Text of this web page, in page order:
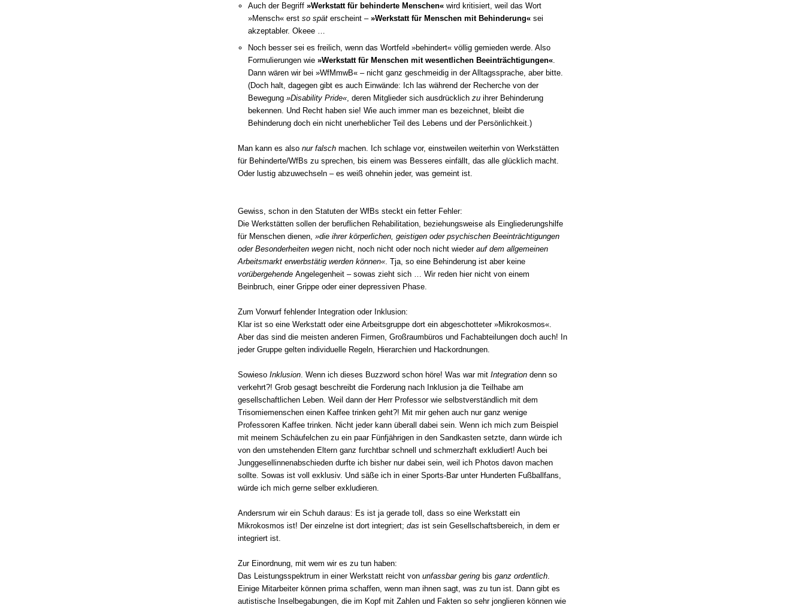
Auch der Begriff »Werkstatt für behinderte Menschen« wird kritisiert, weil das Wort
»Mensch« erst so spät erscheint – »Werkstatt für Menschen mit Behinderung« sei
akzeptabler. Okeee …
Noch besser sei es freilich, wenn das Wortfeld »behindert« völlig gemieden werde. Also
Formulierungen wie »Werkstatt für Menschen mit wesentlichen Beeinträchtigungen«
Dann wären wir bei »WfMmwB« – nicht ganz geschmeidig in der Alltagssprache, aber bitte.
(Doch halt, dagegen gibt es auch Einwände: Ich las während der Recherche von der
Bewegung »Disability Pride« , deren Mitglieder sich ausdrücklich zu ihrer Behinderung
bekennen. Und Recht haben sie! Wie auch immer man es bezeichnet, bleibt die
Behinderung doch ein nicht unerheblicher Teil des Lebens und der Persönlichkeit.)
Man kann es also nur falsch machen. Ich schlage vor, einstweilen weiterhin von Werkstätten
für Behinderte/WfBs zu sprechen, bis einem was Besseres einfällt, das alle glücklich macht.
Oder lustig abzuwechseln – es weiß ohnehin jeder, was gemeint ist.
Gewiss, schon in den Statuten der WfBs steckt ein fetter Fehler:
Die Werkstätten sollen der beruflichen Rehabilitation, beziehungsweise als Eingliederungshilfe
für Menschen dienen, »die ihrer körperlichen, geistigen oder psychischen Beeinträchtigungen
oder Besonderheiten wegen nicht, noch nicht oder noch nicht wieder auf dem allgemeinen
Arbeitsmarkt erwerbstätig werden können« . Tja, so eine Behinderung ist aber keine
vorübergehende Angelegenheit – sowas zieht sich … Wir reden hier nicht von einem
Beinbruch, einer Grippe oder einer depressiven Phase.
Zum Vorwurf fehlender Integration oder Inklusion:
Klar ist so eine Werkstatt oder eine Arbeitsgruppe dort ein abgeschotteter »Mikrokosmos«.
Aber das sind die meisten anderen Firmen, Großraumbüros und Fachabteilungen doch auch! In
jeder Gruppe gelten individuelle Regeln, Hierarchien und Hackordnungen.
Sowieso Inklusion . Wenn ich dieses Buzzword schon höre! Was war mit Integration denn so
verkehrt?! Grob gesagt beschreibt die Forderung nach Inklusion ja die Teilhabe am
gesellschaftlichen Leben. Weil dann der Herr Professor wie selbstverständlich mit dem
Trisomiemenschen einen Kaffee trinken geht?! Mit mir gehen auch nur ganz wenige
Professoren Kaffee trinken. Nicht jeder kann überall dabei sein. Wenn ich mich zum Beispiel
mit meinem Schäufelchen zu ein paar Fünfjährigen in den Sandkasten setzte, dann würde ich
von den umstehenden Eltern ganz furchtbar schnell und schmerzhaft exkludiert! Auch bei
Junggesellinnenabschieden durfte ich bisher nur dabei sein, weil ich Photos davon machen
sollte. Sowas ist voll exklusiv. Und säße ich in einer Sports-Bar unter Hunderten Fußballfans,
würde ich mich gerne selber exkludieren.
Andersrum wir ein Schuh daraus: Es ist ja gerade toll, dass so eine Werkstatt ein
Mikrokosmos ist! Der einzelne ist dort integriert; das ist sein Gesellschaftsbereich, in dem er
integriert ist.
Zur Einordnung, mit wem wir es zu tun haben:
Das Leistungsspektrum in einer Werkstatt reicht von unfassbar gering bis ganz ordentlich
Einige Mitarbeiter können prima schaffen, wenn man ihnen sagt, was zu tun ist. Dann gibt es
autistische Inselbegabungen, die im Kopf mit Zahlen und Fakten so sehr jonglieren können wie